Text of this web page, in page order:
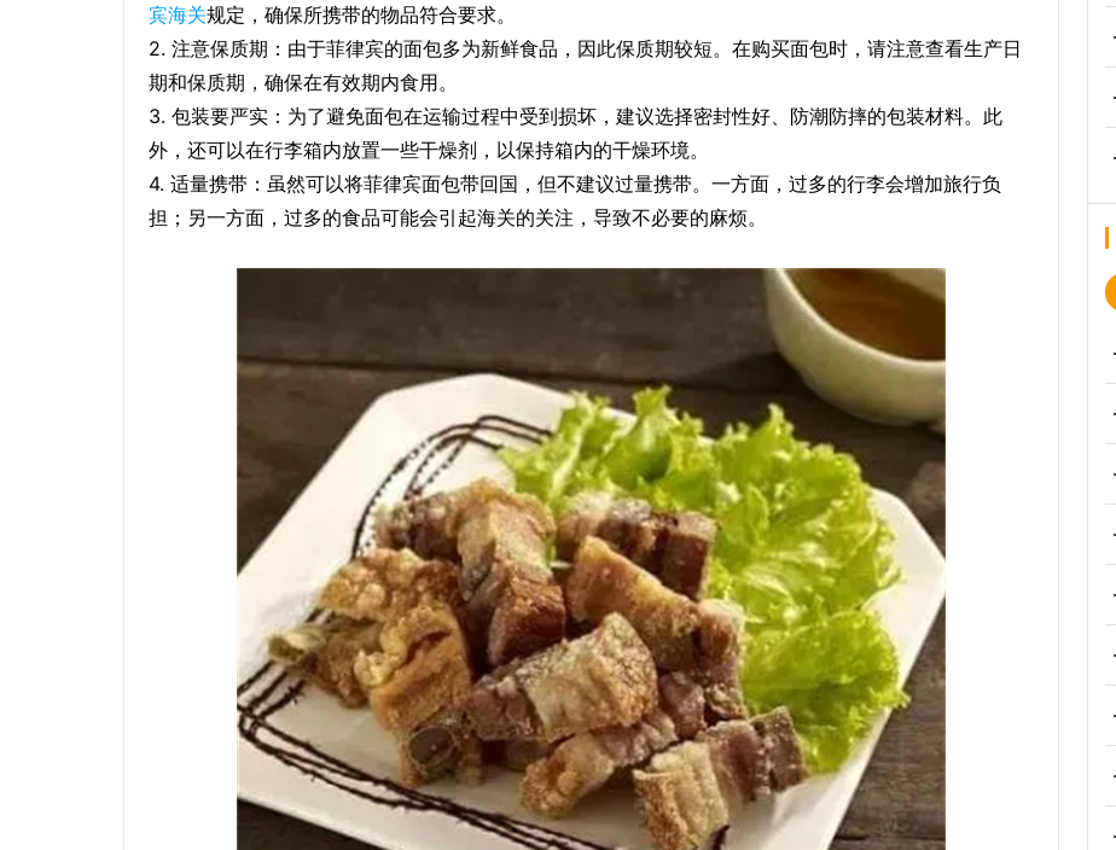
宾海关规定，确保所携带的物品符合要求。
2. 注意保质期：由于菲律宾的面包多为新鲜食品，因此保质期较短。在购买面包时，请注意查看生产日
期和保质期，确保在有效期内食用。
3. 包装要严实：为了避免面包在运输过程中受到损坏，建议选择密封性好、防潮防摔的包装材料。此
外，还可以在行李箱内放置一些干燥剂，以保持箱内的干燥环境。
4. 适量携带：虽然可以将菲律宾面包带回国，但不建议过量携带。一方面，过多的行李会增加旅行负
担；另一方面，过多的食品可能会引起海关的关注，导致不必要的麻烦。